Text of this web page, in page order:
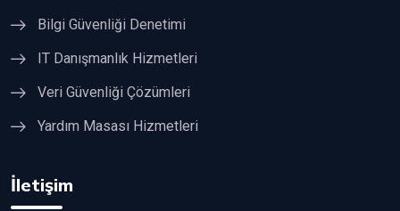
Bilgi Güvenliği Denetimi
IT Danışmanlık Hizmetleri
Veri Güvenliği Çözümleri
Yardım Masası Hizmetleri
İletişim